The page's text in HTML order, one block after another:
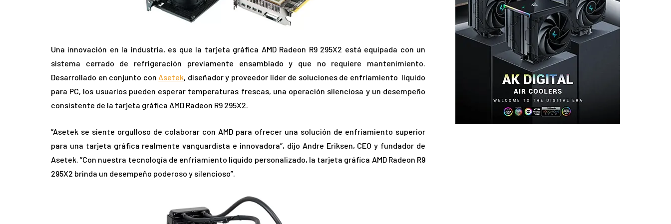
Una innovación en la industria, es que la tarjeta gráfica AMD Radeon R9 295X2 está equipada con un
sistema cerrado de refrigeración previamente ensamblado y que no requiere mantenimiento.
Desarrollado en conjunto con Asetek, diseñador y proveedor líder de soluciones de enfriamiento líquido
para PC, los usuarios pueden esperar temperaturas frescas, una operación silenciosa y un desempeño
consistente de la tarjeta gráfica AMD Radeon R9 295X2.
“Asetek se siente orgulloso de colaborar con AMD para ofrecer una solución de enfriamiento superior
para una tarjeta gráfica realmente vanguardista e innovadora”, dijo Andre Eriksen, CEO y fundador de
Asetek. “Con nuestra tecnología de enfriamiento líquido personalizado, la tarjeta gráfica AMD Radeon R9
295X2 brinda un desempeño poderoso y silencioso”.